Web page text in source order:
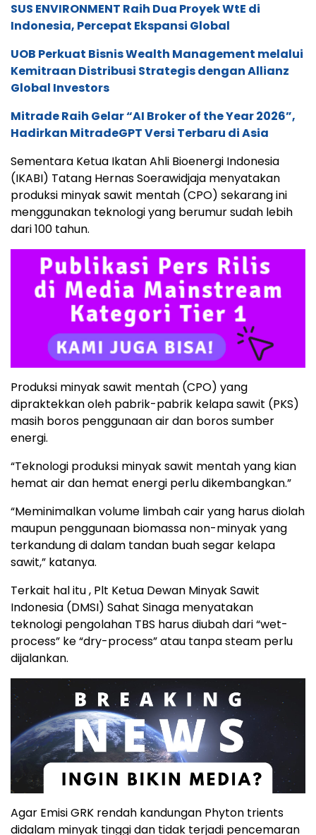
SUS ENVIRONMENT Raih Dua Proyek WtE di
Indonesia, Percepat Ekspansi Global
UOB Perkuat Bisnis Wealth Management melalui
Kemitraan Distribusi Strategis dengan Allianz
Global Investors
Mitrade Raih Gelar “AI Broker of the Year 2026”,
Hadirkan MitradeGPT Versi Terbaru di Asia
Sementara Ketua Ikatan Ahli Bioenergi Indonesia
(IKABI) Tatang Hernas Soerawidjaja menyatakan
produksi minyak sawit mentah (CPO) sekarang ini
menggunakan teknologi yang berumur sudah lebih
dari 100 tahun.
Produksi minyak sawit mentah (CPO) yang
dipraktekkan oleh pabrik-pabrik kelapa sawit (PKS)
masih boros penggunaan air dan boros sumber
energi.
“Teknologi produksi minyak sawit mentah yang kian
hemat air dan hemat energi perlu dikembangkan.”
“Meminimalkan volume limbah cair yang harus diolah
maupun penggunaan biomassa non-minyak yang
terkandung di dalam tandan buah segar kelapa
sawit,” katanya.
Terkait hal itu , Plt Ketua Dewan Minyak Sawit
Indonesia (DMSI) Sahat Sinaga menyatakan
teknologi pengolahan TBS harus diubah dari “wet-
process” ke “dry-process” atau tanpa steam perlu
dijalankan.
Agar Emisi GRK rendah kandungan Phyton trients
didalam minyak tinggi dan tidak terjadi pencemaran